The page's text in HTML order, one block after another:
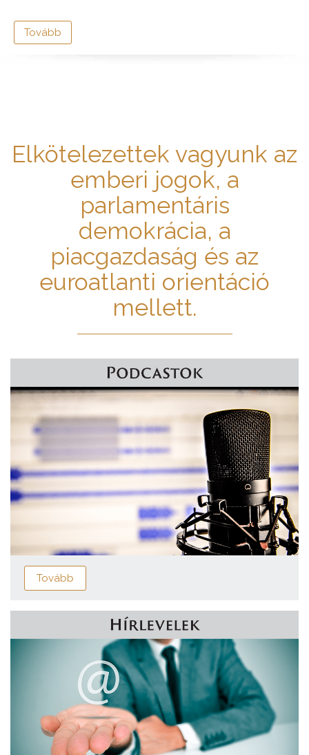
Tovább
Elkötelezettek vagyunk az
emberi jogok, a
parlamentáris
demokrácia, a
piacgazdaság és az
euroatlanti orientáció
mellett.
Tovább